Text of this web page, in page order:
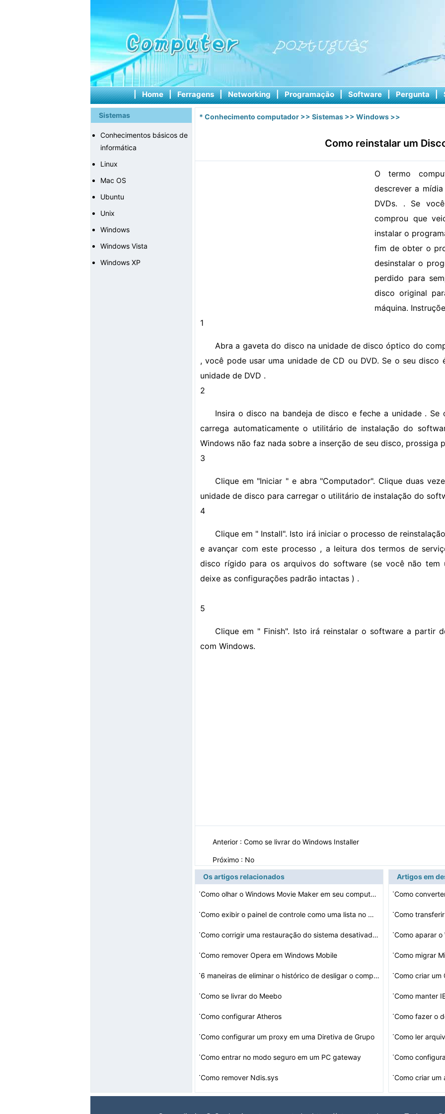
| Home | Ferragens | Networking | Programação | Software | Pergunta |
Sistemas
Conhecimentos básicos de
informática
Linux
Mac OS
Ubuntu
Unix
Windows
Windows Vista
Windows XP
* Conhecimento computador >> Sistemas >> Windows >>
Como reinstalar um
O termo
descrever a
DVDs. . Se
comprou que
instalar o
fim de obter o
desinstalar o
perdido para
disco original
máquina.
1
Abra a gaveta do disco na unidade de disco óptico do
, você pode usar uma unidade de CD ou DVD. Se o seu disco
unidade de DVD .
2
Insira o disco na bandeja de disco e feche a unidade . Se
carrega automaticamente o utilitário de instalação do
Windows não faz nada sobre a inserção de seu disco, prossiga
3
Clique em "Iniciar " e abra "Computador". Clique duas
unidade de disco para carregar o utilitário de instalação do
4
Clique em " Install". Isto irá iniciar o processo de
e avançar com este processo , a leitura dos termos de
disco rígido para os arquivos do software (se você não tem
deixe as configurações padrão intactas ) .
5
Clique em " Finish". Isto irá reinstalar o software a partir
com Windows.
Anterior : Como se livrar do Windows Installer
Próximo : No
Os artigos relacionados
·
Como olhar o Windows Movie Maker em seu computador
· Como exibir o painel de controle como uma lista no Wind…
· Como corrigir uma restauração do sistema desativado n…
·Como remover Opera em Windows Mobile
· 6 maneiras de eliminar o histórico de desligar o compu…
·Como se livrar do Meebo
·Como configurar Atheros
·Como configurar um proxy em uma Diretiva de Grupo
·Como entrar no modo seguro em um PC gateway
·Como remover Ndis.sys
Artigos em
·Como
·Como
·
·Como migrar
·Como criar um
·Como manter
·
·Como ler
·Como
·